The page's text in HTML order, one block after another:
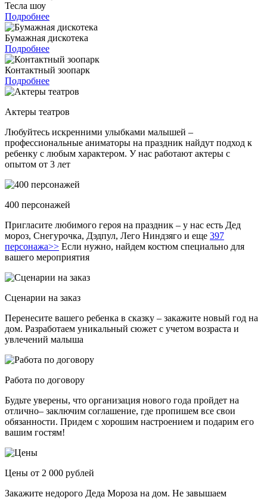
Тесла шоу
Подробнее
Бумажная дискотека
Подробнее
Контактный зоопарк
Подробнее
Актеры театров
Любуйтесь искренними улыбками малышей –
профессиональные аниматоры на праздник найдут подход к
ребенку с любым характером. У нас работают актеры с
опытом от 3 лет
400 персонажей
Пригласите любимого героя на праздник – у нас есть Дед
мороз, Снегурочка, Дэдпул, Лего Ниндзяго и еще 397
персонажа>> Если нужно, найдем костюм специально для
вашего мероприятия
Сценарии на заказ
Перенесите вашего ребенка в сказку – закажите новый год на
дом. Разработаем уникальный сюжет с учетом возраста и
увлечений малыша
Работа по договору
Будьте уверены, что организация нового года пройдет на
отлично– заключим соглашение, где пропишем все свои
обязанности. Придем с хорошим настроением и подарим его
вашим гостям!
Цены от 2 000 рублей
Закажите недорого Деда Мороза на дом. Не завышаем